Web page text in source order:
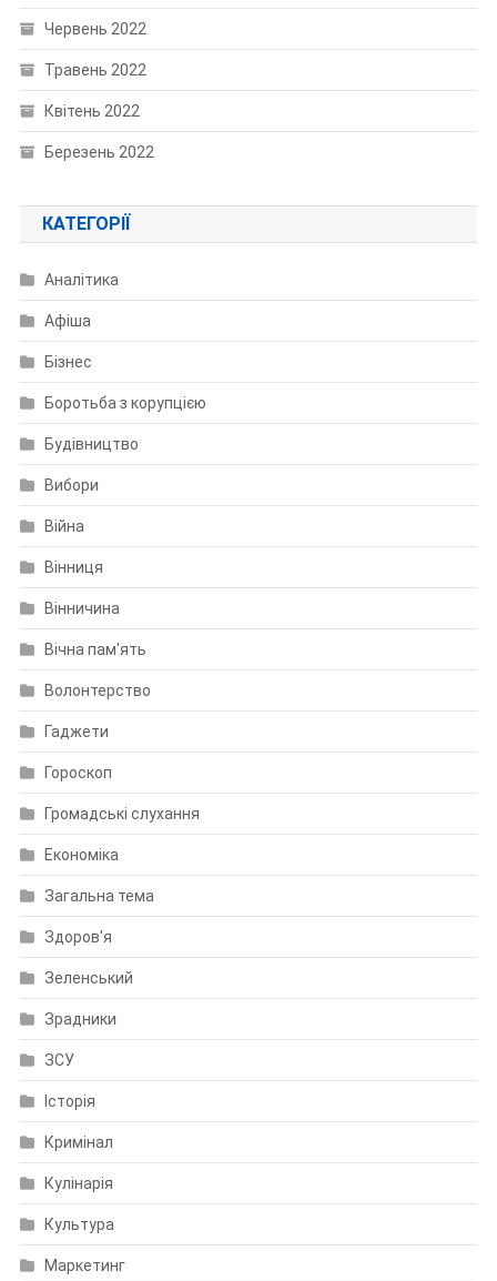
Червень 2022
Травень 2022
Квітень 2022
Березень 2022
КАТЕГОРІЇ
Аналітика
Афіша
Бізнес
Боротьба з корупцією
Будівництво
Вибори
Війна
Вінниця
Вінничина
Вічна пам'ять
Волонтерство
Гаджети
Гороскоп
Громадські слухання
Економіка
Загальна тема
Здоров'я
Зеленський
Зрадники
ЗСУ
Історія
Кримінал
Кулінарія
Культура
Маркетинг